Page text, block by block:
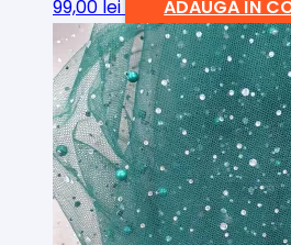
99,00 lei ADAUGĂ ÎN